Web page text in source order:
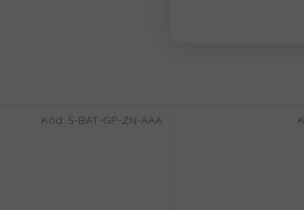
Kód: S-BAT-GP-ZN-AAA